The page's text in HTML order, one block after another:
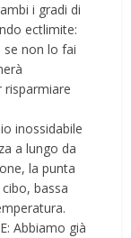
i gradi di
ectlimite:
se non lo fai
inossidabile
a lungo da
la punta
bassa
Abbiamo già